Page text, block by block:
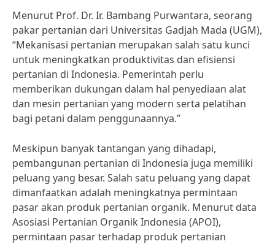
Menurut Prof. Dr. Ir. Bambang Purwantara, seorang
pakar pertanian dari Universitas Gadjah Mada (UGM),
“Mekanisasi pertanian merupakan salah satu kunci
untuk meningkatkan produktivitas dan efisiensi
pertanian di Indonesia. Pemerintah perlu
memberikan dukungan dalam hal penyediaan alat
dan mesin pertanian yang modern serta pelatihan
bagi petani dalam penggunaannya.”
Meskipun banyak tantangan yang dihadapi,
pembangunan pertanian di Indonesia juga memiliki
peluang yang besar. Salah satu peluang yang dapat
dimanfaatkan adalah meningkatnya permintaan
pasar akan produk pertanian organik. Menurut data
Asosiasi Pertanian Organik Indonesia (APOI),
permintaan pasar terhadap produk pertanian